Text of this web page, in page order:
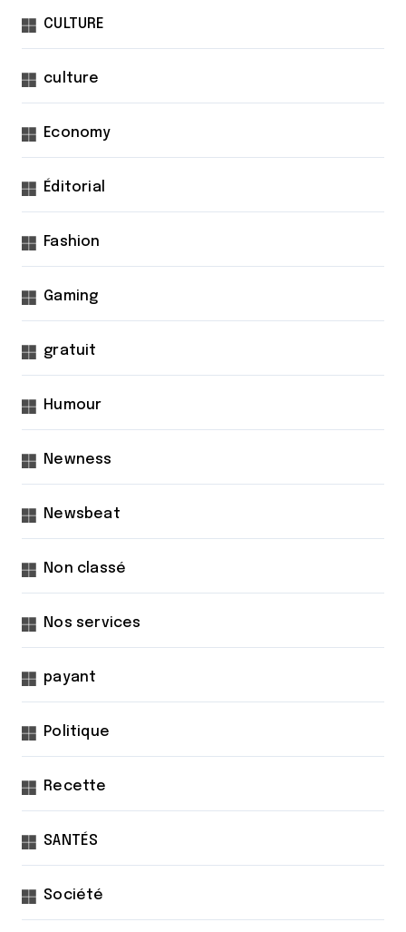
CULTURE
culture
Economy
Éditorial
Fashion
Gaming
gratuit
Humour
Newness
Newsbeat
Non classé
Nos services
payant
Politique
Recette
SANTÉS
Société